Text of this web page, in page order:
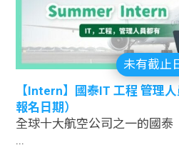
未有截止
【Intern】國泰IT 工程 管理
報名日期）
全球十大航空公司之一的國泰
...